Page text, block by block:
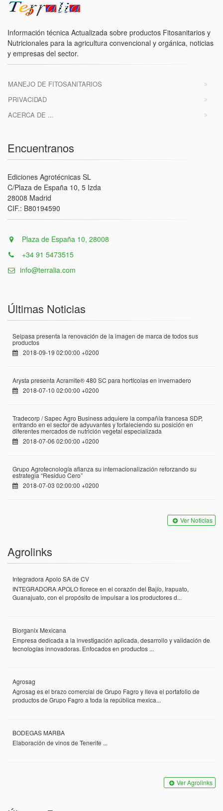
Información técnica Actualizada sobre productos Fitosanitarios y
Nutricionales para la agricultura convencional y orgánica, noticias
y empresas del sector.
MANEJO DE FITOSANITARIOS
PRIVACIDAD
ACERCA DE ...
Encuentranos
Ediciones Agrotécnicas SL
C/Plaza de España 10, 5 Izda
28008 Madrid
CIF.: B80194590
Plaza de España 10, 28008
+34 91 5473515
info@terralia.com
Últimas Noticias
Seipasa presenta la renovación de la imagen de marca de todos sus
productos
2018-09-19 02:00:00 +0200
Arysta presenta Acramite® 480 SC para hortícolas en invernadero
2018-07-10 02:00:00 +0200
Tradecorp / Sapec Agro Business adquiere la compañía francesa SDP,
entrando en el sector de adyuvantes y fortaleciendo su posición en
diferentes mercados de nutrición vegetal especializada
2018-07-06 02:00:00 +0200
Grupo Agrotecnología afianza su internacionalización reforzando su
estrategia “Residuo Cero”
2018-07-03 02:00:00 +0200
Ver Noticias
Agrolinks
Integradora Apolo SA de CV
INTEGRADORA APOLO florece en el corazón del Bajío, Irapuato,
Guanajuato, con el propósito de impulsar a los productores d...
Biorganix Mexicana
Empresa dedicada a la investigación aplicada, desarrollo y validación de
tecnologías innovadoras. Enfocados en productos ...
Agrosag
Agrosag es el brazo comercial de Grupo Fagro y lleva el portafolio de
productos de Grupo Fagro a toda la república mexica...
BODEGAS MARBA
Elaboración de vinos de Tenerife ...
Ver Agrolinks